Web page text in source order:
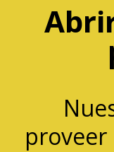
proveer